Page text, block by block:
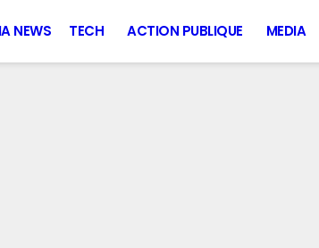
IA NEWS TECH ACTION PUBLIQUE MEDIA